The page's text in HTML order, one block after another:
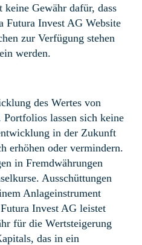
Gewähr dafür, dass
Futura Invest AG Website
zur Verfügung stehen
werden.
des Wertes von
lassen sich keine
in der Zukunft
erhöhen oder vermindern.
in Fremdwährungen
Ausschüttungen
Anlageinstrument
Invest AG leistet
für die Wertsteigerung
das in ein